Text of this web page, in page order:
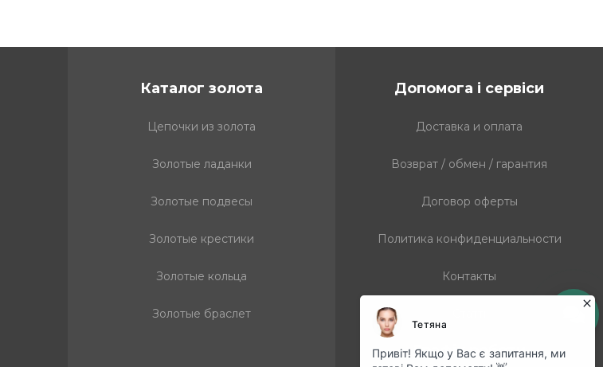
Каталог золота
Цепочки из золота
Золотые ладанки
Золотые подвесы
Золотые крестики
Золотые кольца
Золотые браслет
Допомога і сервіси
Доставка и оплата
Возврат / обмен / гарантия
Договор оферты
Политика конфиденциальности
Контакты
Графік роботи